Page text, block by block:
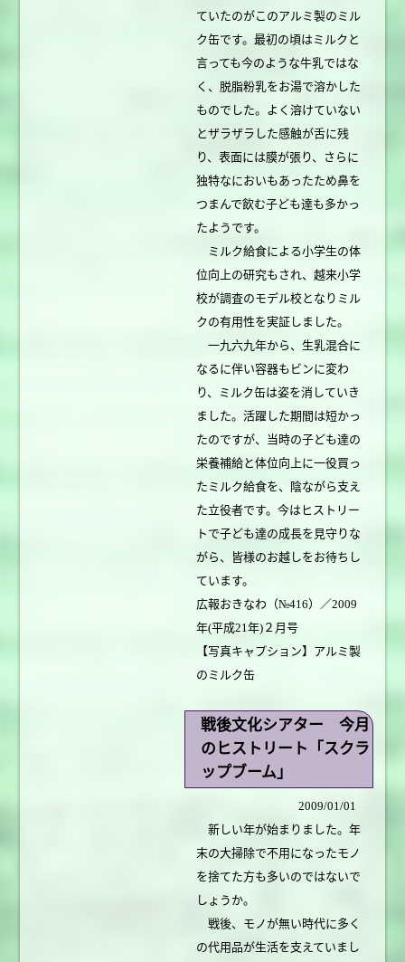
ていたのがこのアルミ製のミル
ク缶です。最初の頃はミルクと
言っても今のような牛乳ではな
く、脱脂粉乳をお湯で溶かした
ものでした。よく溶けていない
とザラザラした感触が舌に残
り、表面には膜が張り、さらに
独特なにおいもあったため鼻を
つまんで飲む子ども達も多かっ
たようです。
ミルク給食による小学生の体
位向上の研究もされ、越来小学
校が調査のモデル校となりミル
クの有用性を実証しました。
一九六九年から、生乳混合に
なるに伴い容器もビンに変わ
り、ミルク缶は姿を消していき
ました。活躍した期間は短かっ
たのですが、当時の子ども達の
栄養補給と体位向上に一役買っ
たミルク給食を、陰ながら支え
た立役者です。今はヒストリー
トで子ども達の成長を見守りな
がら、皆様のお越しをお待ちし
ています。
広報おきなわ（№416）／2009
年(平成21年)２月号
【写真キャプション】アルミ製
のミルク缶
戦後文化シアター 今月
のヒストリート「スクラ
ップブーム」
2009/01/01
新しい年が始まりました。年
末の大掃除で不用になったモノ
を捨てた方も多いのではないで
しょうか。
戦後、モノが無い時代に多く
の代用品が生活を支えていまし